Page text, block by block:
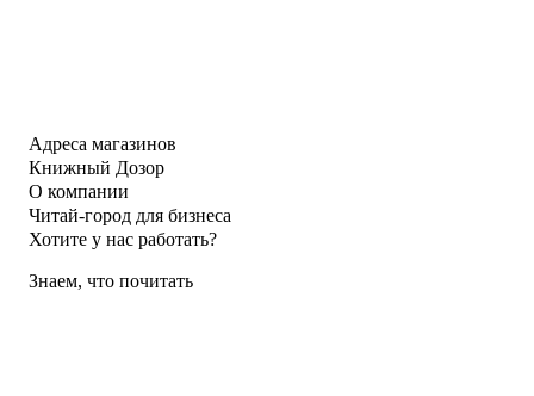
Адреса магазинов
Книжный Дозор
О компании
Читай-город для бизнеса
Хотите у нас работать?
Знаем, что почитать